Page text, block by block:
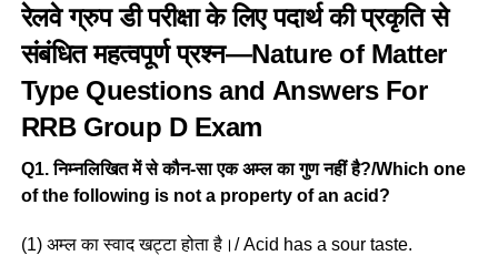
रेलवे ग्रुप डी परीक्षा के लिए पदार्थ की प्रकृति से
संबंधित महत्वपूर्ण प्रश्न—Nature of Matter
Type Questions and Answers For
RRB Group D Exam
Q1. निम्नलिखित में से कौन-सा एक अम्ल का गुण नहीं है?/Which one
of the following is not a property of an acid?
(1) अम्ल का स्वाद खट्टा होता है।/ Acid has a sour taste.